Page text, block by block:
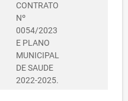
CONTRATO
Nº
0054/2023
E PLANO
MUNICIPAL
DE SAUDE
2022-2025.